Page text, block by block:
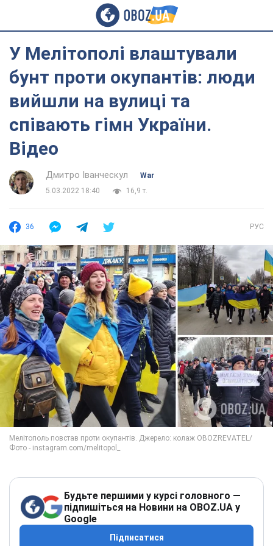
У Мелітополі влаштували
бунт проти окупантів: люди
вийшли на вулиці та
співають гімн України.
Відео
Дмитро Іванческул
War
5.03.2022 18:40
16,9 т.
36 РУС
Будьте першими у курсі головного —
підпишіться на Новини на OBOZ.UA у
Google
Підписатися